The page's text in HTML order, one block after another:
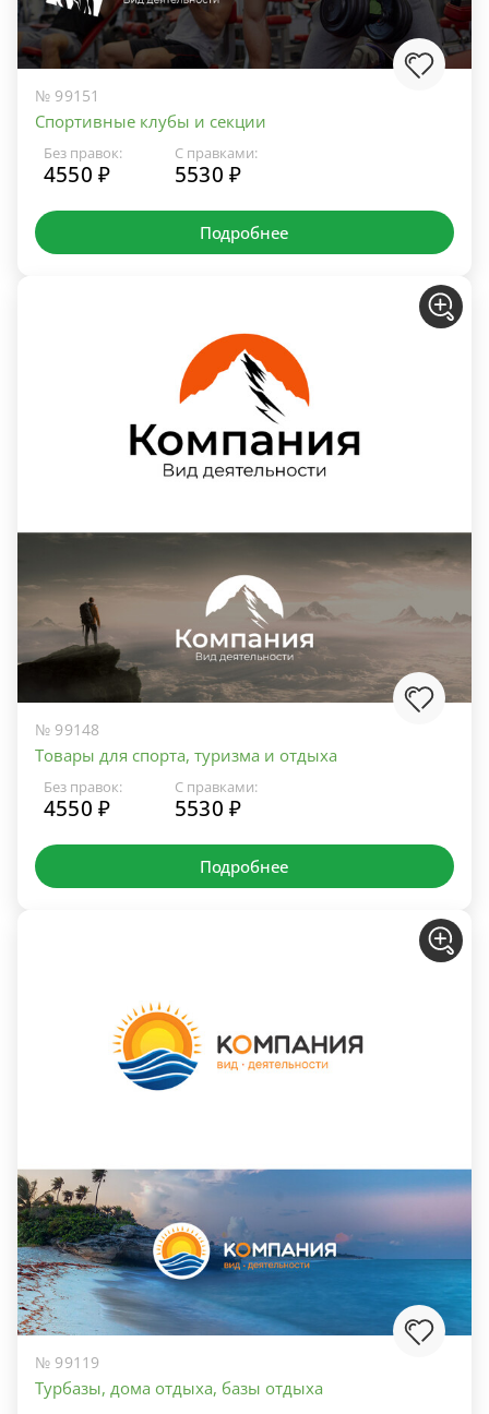
№ 99151
Спортивные клубы и секции
Без правок:
4550 ₽
С правками:
5530 ₽
Подробнее
№ 99148
Товары для спорта, туризма и отдыха
Без правок:
4550 ₽
С правками:
5530 ₽
Подробнее
№ 99119
Турбазы, дома отдыха, базы отдыха